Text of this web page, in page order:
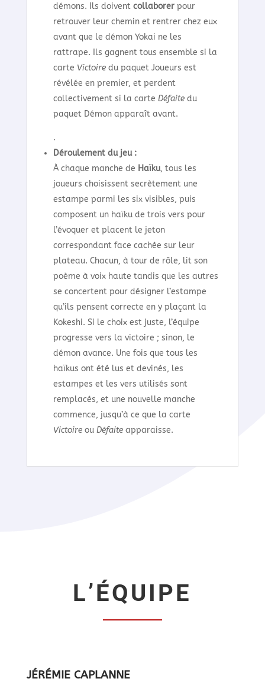
démons. Ils doivent collaborerpour
retrouver leur chemin et rentrer chez eux
avant que le démon Yokai ne les
rattrape. Ils gagnent tous ensemble si la
carte Victoiredu paquet Joueurs est
révélée en premier, et perdent
collectivement si la carte Défaitedu
paquet Démon apparaît avant.
.
Déroulement du jeu :
À chaque manche de Haïku, tous les
joueurs choisissent secrètement une
estampe parmi les six visibles, puis
composent un haïku de trois vers pour
l’évoquer et placent le jeton
correspondant face cachée sur leur
plateau. Chacun, à tour de rôle, lit son
poème à voix haute tandis que les autres
se concertent pour désigner l’estampe
qu’ils pensent correcte en y plaçant la
Kokeshi. Si le choix est juste, l’équipe
progresse vers la victoire ; sinon, le
démon avance. Une fois que tous les
haïkus ont été lus et devinés, les
estampes et les vers utilisés sont
remplacés, et une nouvelle manche
commence, jusqu’à ce que la carte
Victoireou Défaiteapparaisse.
L’ÉQUIPE
JÉRÉMIE CAPLANNE